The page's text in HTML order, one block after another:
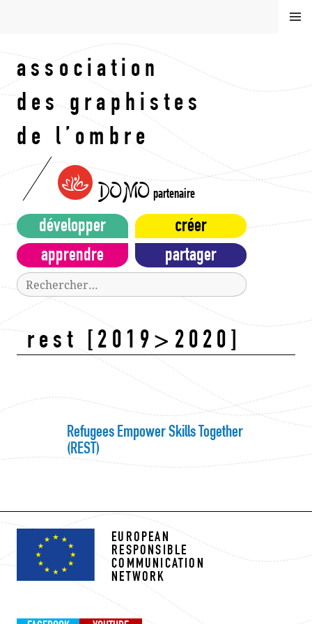
principal
association
des graphistes
de l’ombre
DOMO partenaire
MEN
U
développer
créer
apprendre
partager
Rechercher :
rest [2019>2020]
Refugees Empower Skills Together
(REST)
EUROPEAN
RESPONSIBLE
COMMUNICATION
NETWORK